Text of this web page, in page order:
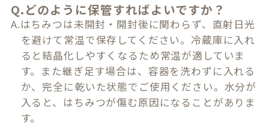
Q.どのように保管すればよいですか？
A.はちみつは未開封・開封後に関わらず、直射日光
を避けて常温で保存してください。冷蔵庫に入れ
ると結晶化しやすくなるため常温が適していま
す。また継ぎ足す場合は、容器を洗わずに入れる
か、完全に乾いた状態でご使用ください。水分が
入ると、はちみつが傷む原因になることがありま
す。